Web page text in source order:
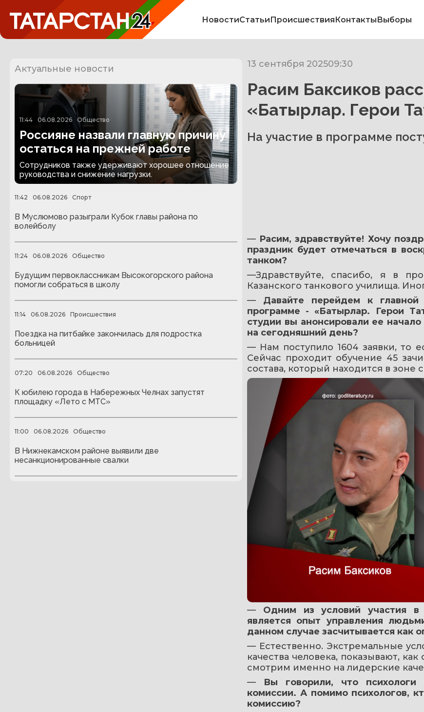
НовостиСтатьиПроисшествияКонтактыВыборы
Актуальные новости
11:44 06.08.2026 Общество
Россияне назвали главную причину
остаться на прежней работе
Сотрудников также удерживают хорошее отношение
руководства и снижение нагрузки.
11:42 06.08.2026 Спорт
В Муслюмово разыграли Кубок главы района по
волейболу
11:24 06.08.2026 Общество
Будущим первоклассникам Высокогорского района
помогли собраться в школу
11:14 06.08.2026 Происшествия
Поездка на питбайке закончилась для подростка
больницей
07:20 06.08.2026 Общество
К юбилею города в Набережных Челнах запустят
площадку «Лето с МТС»
11:00 06.08.2026 Общество
В Нижнекамском районе выявили две
несанкционированные свалки
13 сентября 202509:30
Расим Баксиков
«Батырлар. Герои
На участие в программе
— Расим, здравствуйте! Хочу
праздник будет отмечаться в
танком?
—Здравствуйте, спасибо, я в
Казанского танкового училища.
— Давайте перейдем к
программе - «Батырлар. Герои
студии вы анонсировали ее
на сегодняшний день?
— Нам поступило 1604 заявки, то
Сейчас проходит обучение 45
состава, который находится в
— Одним из условий участия в
является опыт управления
данном случае засчитывается как
— Естественно. Экстремальные
качества человека, показывают,
смотрим именно на лидерские
— Вы говорили, что психологи
комиссии. А помимо психологов,
комиссию?